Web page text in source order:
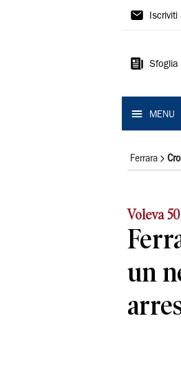
La
Iscriviti
Sfoglia
MENU
Ferrara
Voleva
un